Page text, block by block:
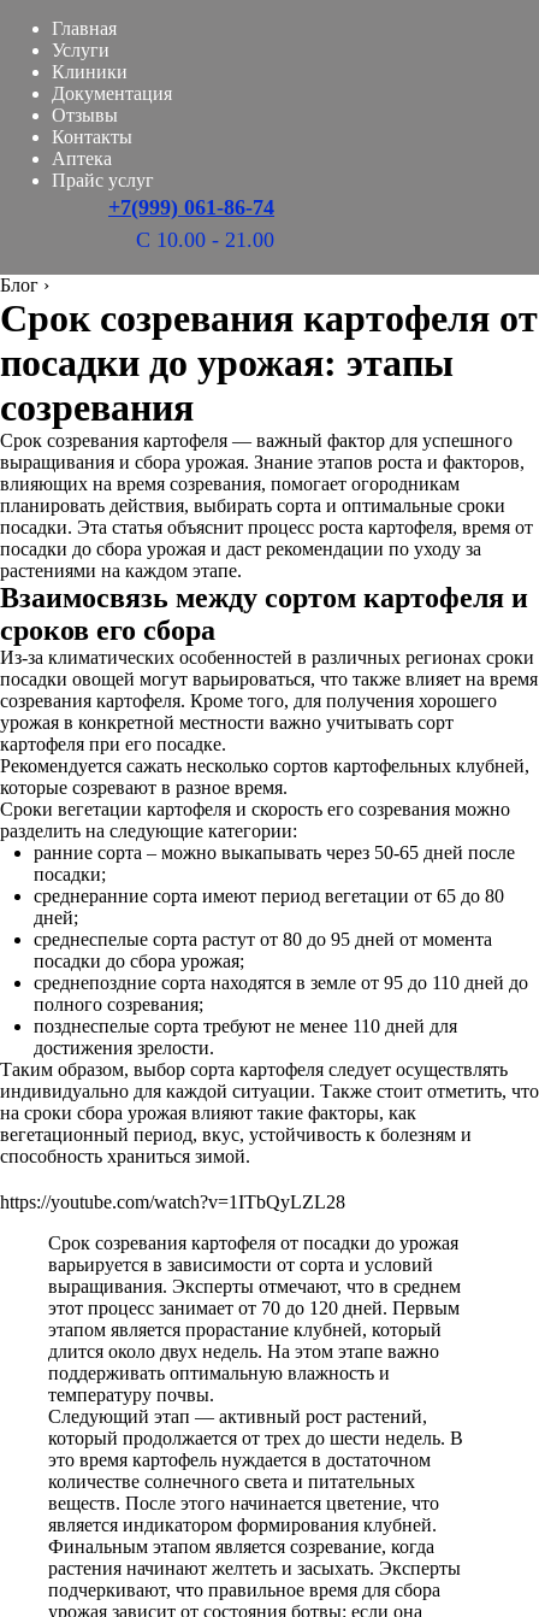
Главная
Услуги
Клиники
Документация
Отзывы
Контакты
Аптека
Прайс услуг
+7(999) 061-86-74
С 10.00 - 21.00
Блог ›
Срок созревания картофеля от
посадки до урожая: этапы
созревания
Срок созревания картофеля — важный фактор для успешного
выращивания и сбора урожая. Знание этапов роста и факторов,
влияющих на время созревания, помогает огородникам
планировать действия, выбирать сорта и оптимальные сроки
посадки. Эта статья объяснит процесс роста картофеля, время от
посадки до сбора урожая и даст рекомендации по уходу за
растениями на каждом этапе.
Взаимосвязь между сортом картофеля и
сроков его сбора
Из-за климатических особенностей в различных регионах сроки
посадки овощей могут варьироваться, что также влияет на время
созревания картофеля. Кроме того, для получения хорошего
урожая в конкретной местности важно учитывать сорт
картофеля при его посадке.
Рекомендуется сажать несколько сортов картофельных клубней,
которые созревают в разное время.
Сроки вегетации картофеля и скорость его созревания можно
разделить на следующие категории:
ранние сорта – можно выкапывать через 50-65 дней после
посадки;
среднеранние сорта имеют период вегетации от 65 до 80
дней;
среднеспелые сорта растут от 80 до 95 дней от момента
посадки до сбора урожая;
среднепоздние сорта находятся в земле от 95 до 110 дней до
полного созревания;
позднеспелые сорта требуют не менее 110 дней для
достижения зрелости.
Таким образом, выбор сорта картофеля следует осуществлять
индивидуально для каждой ситуации. Также стоит отметить, что
на сроки сбора урожая влияют такие факторы, как
вегетационный период, вкус, устойчивость к болезням и
способность храниться зимой.
https://youtube.com/watch?v=1ITbQyLZL28
Срок созревания картофеля от посадки до урожая
варьируется в зависимости от сорта и условий
выращивания. Эксперты отмечают, что в среднем
этот процесс занимает от 70 до 120 дней. Первым
этапом является прорастание клубней, который
длится около двух недель. На этом этапе важно
поддерживать оптимальную влажность и
температуру почвы.
Следующий этап — активный рост растений,
который продолжается от трех до шести недель. В
это время картофель нуждается в достаточном
количестве солнечного света и питательных
веществ. После этого начинается цветение, что
является индикатором формирования клубней.
Финальным этапом является созревание, когда
растения начинают желтеть и засыхать. Эксперты
подчеркивают, что правильное время для сбора
урожая зависит от состояния ботвы: если она